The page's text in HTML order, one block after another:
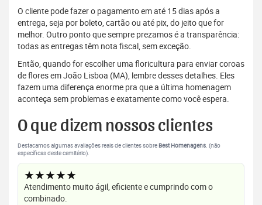
O cliente pode fazer o pagamento em até 15 dias após a
entrega, seja por boleto, cartão ou até pix, do jeito que for
melhor. Outro ponto que sempre prezamos é a transparência:
todas as entregas têm nota fiscal, sem exceção.
Então, quando for escolher uma floricultura para enviar coroas
de flores em João Lisboa (MA), lembre desses detalhes. Eles
fazem uma diferença enorme pra que a última homenagem
aconteça sem problemas e exatamente como você espera.
O que dizem nossos clientes
Destacamos algumas avaliações reais de clientes sobre Best Homenagens. (não
específicas deste cemitério).
★★★★★
Atendimento muito ágil, eficiente e cumprindo com o
combinado.